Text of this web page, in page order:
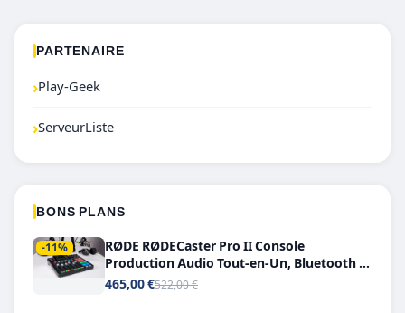
PARTENAIRE
›Play-Geek
›ServeurListe
BONS PLANS
-11%
RØDE RØDECaster Pro II Console
Production Audio Tout-en-Un, Bluetooth et
Double USB-C
465,00 €522,00 €